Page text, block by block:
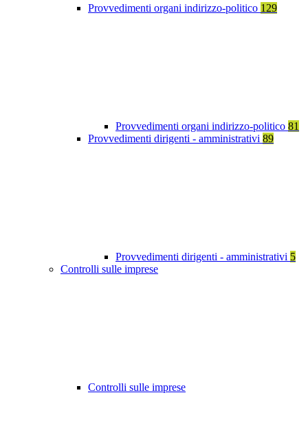
Provvedimenti organi indirizzo-politico 129
Provvedimenti organi indirizzo-politico 81
Provvedimenti dirigenti - amministrativi 89
Provvedimenti dirigenti - amministrativi 5
Controlli sulle imprese
Controlli sulle imprese